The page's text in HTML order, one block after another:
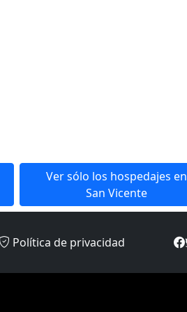
Ver sólo los hospedajes en
San Vicente
Política de privacidad